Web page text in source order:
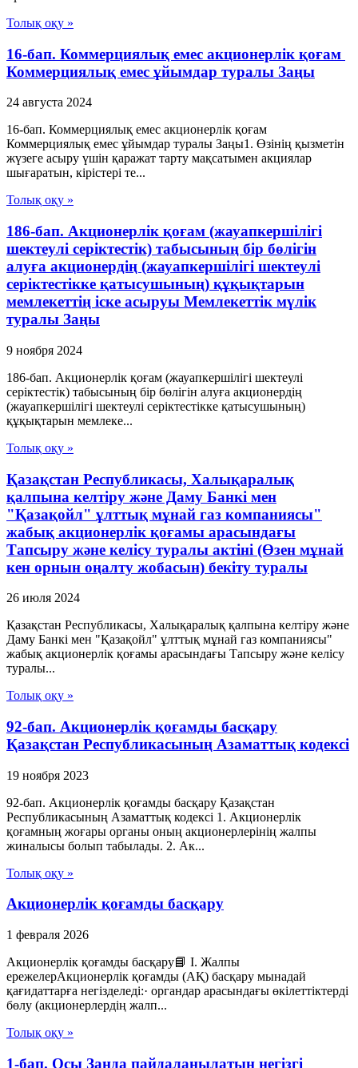
Толық оқу »
16-бап. Коммерциялық емес акционерлiк қоғам
Коммерциялық емес ұйымдар туралы Заңы
24 августа 2024
16-бап. Коммерциялық емес акционерлiк қоғам
Коммерциялық емес ұйымдар туралы Заңы1. Өзiнiң қызметiн
жүзеге асыру үшiн қаражат тарту мақсатымен акциялар
шығаратын, кiрiстерi те...
Толық оқу »
186-бап. Акционерлік қоғам (жауапкершілігі
шектеулі серіктестік) табысының бір бөлігін
алуға акционердің (жауапкершілігі шектеулі
серіктестікке қатысушының) құқықтарын
мемлекеттің іске асыруы Мемлекеттік мүлік
туралы Заңы
9 ноября 2024
186-бап. Акционерлік қоғам (жауапкершілігі шектеулі
серіктестік) табысының бір бөлігін алуға акционердің
(жауапкершілігі шектеулі серіктестікке қатысушының)
құқықтарын мемлеке...
Толық оқу »
Қазақстан Республикасы, Халықаралық
қалпына келтіру және Даму Банкі мен
"Қазақойл" ұлттық мұнай газ компаниясы"
жабық акционерлік қоғамы арасындағы
Тапсыру және келісу туралы актіні (Өзен мұнай
кен орнын оңалту жобасын) бекіту туралы
26 июля 2024
Қазақстан Республикасы, Халықаралық қалпына келтіру және
Даму Банкі мен "Қазақойл" ұлттық мұнай газ компаниясы"
жабық акционерлік қоғамы арасындағы Тапсыру және келісу
туралы...
Толық оқу »
92-бап. Акционерлiк қоғамды басқару
Қазақстан Республикасының Азаматтық кодексi
19 ноября 2023
92-бап. Акционерлiк қоғамды басқару Қазақстан
Республикасының Азаматтық кодексi 1. Акционерлiк
қоғамның жоғары органы оның акционерлерiнiң жалпы
жиналысы болып табылады. 2. Ак...
Толық оқу »
Акционерлік қоғамды басқару
1 февраля 2026
Акционерлік қоғамды басқару📘 I. Жалпы
ережелерАкционерлік қоғамды (АҚ) басқару мынадай
қағидаттарға негізделеді:· органдар арасындағы өкілеттіктерді
бөлу (акционерлердің жалп...
Толық оқу »
1-бап. Осы Заңда пайдаланылатын негізгі